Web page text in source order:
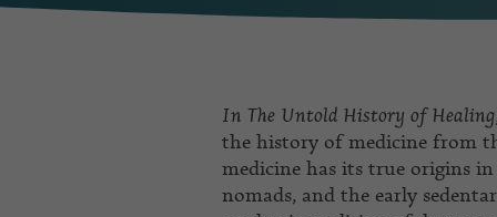
In The Untold History of
the history of medicine from
medicine has its true origins
nomads, and the early